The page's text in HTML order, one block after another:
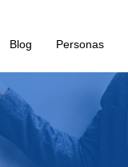
Blog Personas